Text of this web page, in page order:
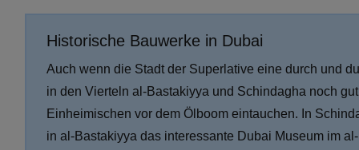
Historische Bauwerke in Dubai
Auch wenn die Stadt der Superlative eine durch und
in den Vierteln al-Bastakiyya und Schindagha noch
Einheimischen vor dem Ölboom eintauchen. In
in al-Bastakiyya das interessante Dubai Museum im